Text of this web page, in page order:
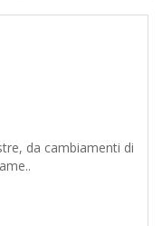
da cambiamenti di